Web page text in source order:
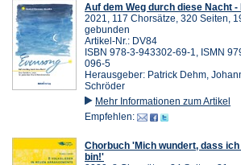
Auf dem Weg durch diese Nacht -
2021, 117 Chorsätze, 320 Seiten,
gebunden
Artikel-Nr.: DV84
ISBN 978-3-943302-69-1, ISMN
096-5
Herausgeber: Patrick Dehm,
Schröder
Mehr Informationen zum Artikel
Empfehlen:
Chorbuch 'Mich wundert, dass
bin!'